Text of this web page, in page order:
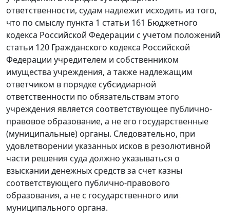
ответственности, судам надлежит исходить из того,
что по смыслу пункта 1 статьи 161 Бюджетного
кодекса Российской Федерации с учетом положений
статьи 120 Гражданского кодекса Российской
Федерации учредителем и собственником
имущества учреждения, а также надлежащим
ответчиком в порядке субсидиарной
ответственности по обязательствам этого
учреждения является соответствующее публично-
правовое образование, а не его государственные
(муниципальные) органы. Следовательно, при
удовлетворении указанных исков в резолютивной
части решения суда должно указываться о
взыскании денежных средств за счет казны
соответствующего публично-правового
образования, а не с государственного или
муниципального органа.